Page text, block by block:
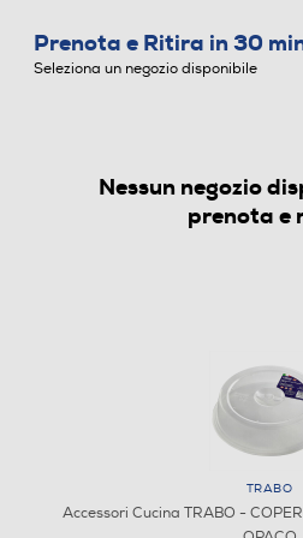
ACCESSORI CUCINA
Prenota e Ritira in 30
Seleziona un negozio disponibile
Nessun negozio
prenota e
TRABO
Accessori Cucina TRABO -